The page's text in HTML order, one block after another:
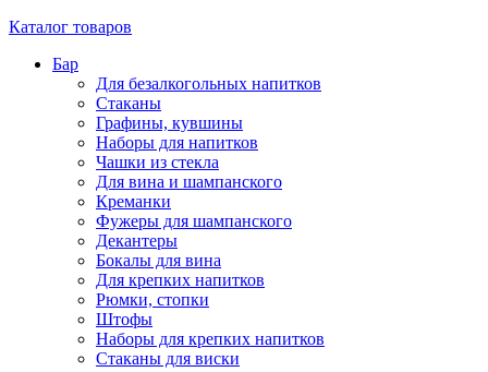
Каталог товаров
Бар
Для безалкогольных напитков
Стаканы
Графины, кувшины
Наборы для напитков
Чашки из стекла
Для вина и шампанского
Креманки
Фужеры для шампанского
Декантеры
Бокалы для вина
Для крепких напитков
Рюмки, стопки
Штофы
Наборы для крепких напитков
Стаканы для виски